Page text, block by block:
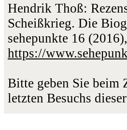
Hendrik Thoß:
Scheißkrieg. Die
sehepunkte 16
https://
Bitte geben Sie beim
letzten Besuchs